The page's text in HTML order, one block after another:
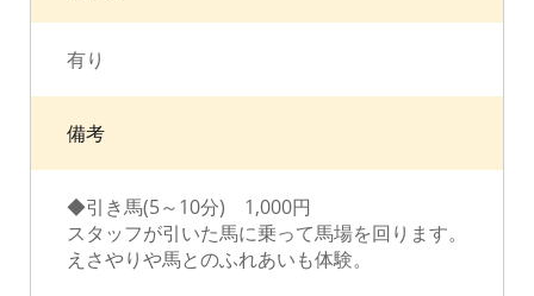
有り
備考
◆引き馬(5～10分) 1,000円
スタッフが引いた馬に乗って馬場を回ります。
えさやりや馬とのふれあいも体験。